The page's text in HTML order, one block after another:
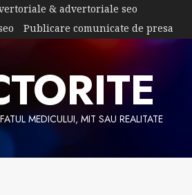
& advertoriale seo
Publicare comunicate de presa
MEDICULUI, MIT SAU REALITATE